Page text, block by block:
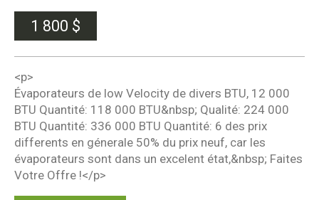
1 800 $
<p>
Évaporateurs de low Velocity de divers BTU, 12 000
BTU Quantité: 118 000 BTU&nbsp; Qualité: 224 000
BTU Quantité: 336 000 BTU Quantité: 6 des prix
differents en génerale 50% du prix neuf, car les
évaporateurs sont dans un excelent état,&nbsp; Faites
Votre Offre !</p>